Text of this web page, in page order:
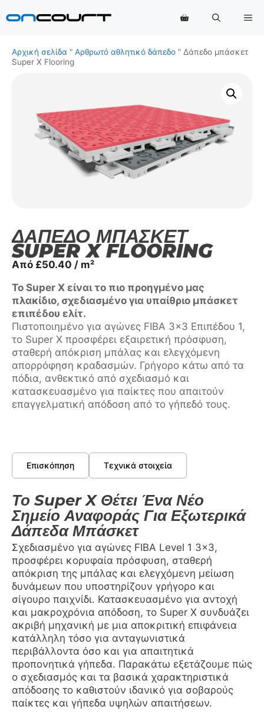
στο
Αρχική σελίδα " Αρθρωτό αθλητικό δάπεδο " Δάπεδο μπάσκετ
Super X Flooring
ΔΆΠΕΔΟ ΜΠΆΣΚΕΤ
SUPER X FLOORING
Από £50.40 / m²
Το Super X είναι το πιο προηγμένο μας
πλακίδιο, σχεδιασμένο για υπαίθριο μπάσκετ
επιπέδου ελίτ.
Πιστοποιημένο για αγώνες FIBA 3×3 Επιπέδου 1,
το Super X προσφέρει εξαιρετική πρόσφυση,
σταθερή απόκριση μπάλας και ελεγχόμενη
απορρόφηση κραδασμών. Γρήγορο κάτω από τα
πόδια, ανθεκτικό από σχεδιασμό και
κατασκευασμένο για παίκτες που απαιτούν
επαγγελματική απόδοση από το γήπεδό τους.
Επισκόπηση Τεχνικά στοιχεία
Το Super X Θέτει Ένα Νέο
Σημείο Αναφοράς Για Εξωτερικά
Δάπεδα Μπάσκετ
Σχεδιασμένο για αγώνες FIBA Level 1 3×3,
προσφέρει κορυφαία πρόσφυση, σταθερή
απόκριση της μπάλας και ελεγχόμενη μείωση
δυνάμεων που υποστηρίζουν γρήγορο και
σίγουρο παιχνίδι. Κατασκευασμένο για αντοχή
και μακροχρόνια απόδοση, το Super X συνδυάζει
ακριβή μηχανική με μια αποκριτική επιφάνεια
κατάλληλη τόσο για ανταγωνιστικά
περιβάλλοντα όσο και για απαιτητικά
προπονητικά γήπεδα. Παρακάτω εξετάζουμε πώς
ο σχεδιασμός και τα βασικά χαρακτηριστικά
απόδοσης το καθιστούν ιδανικό για σοβαρούς
παίκτες και γήπεδα υψηλών απαιτήσεων.